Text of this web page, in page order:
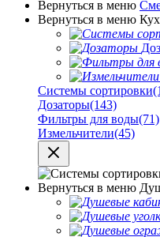
Вернуться в меню
Вернуться в меню
Системы сортировки
Дозаторы(143)
Фильтры для воды(71)
Измельчители(45)
Вернуться в меню